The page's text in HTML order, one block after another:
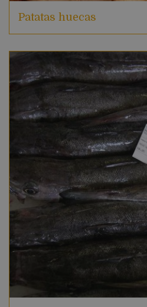
Patatas huecas